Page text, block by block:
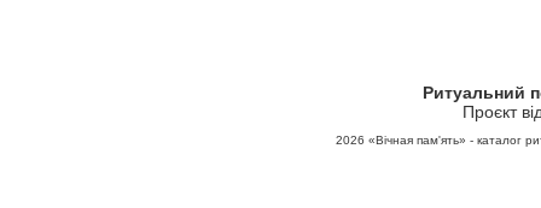
Ритуальний
Проєкт
2026 «Вічная пам'ять» - каталог